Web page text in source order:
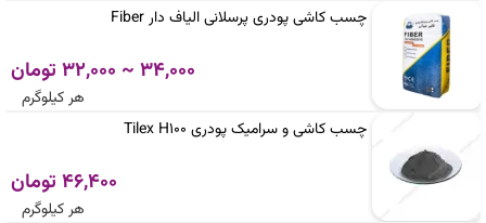
چسب کاشی پودری پرسلانی الیاف دار Fiber
34,000 ~ 32,000 تومان
هر کیلوگرم
چسب کاشی و سرامیک پودری Tilex H100
46,400 تومان
هر کیلوگرم